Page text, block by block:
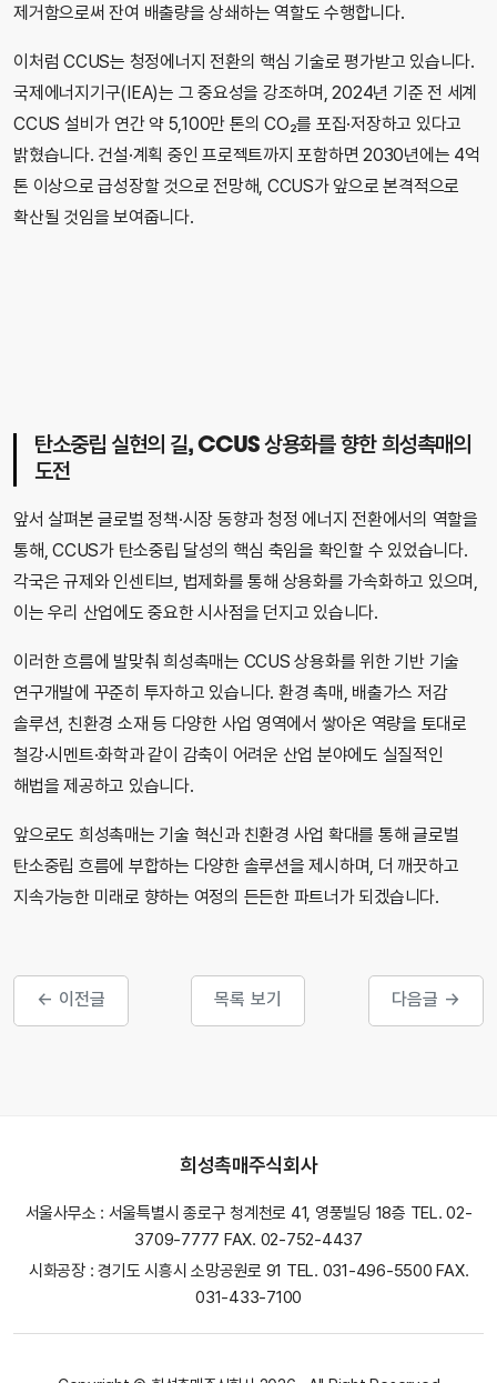
제거함으로써 잔여 배출량을 상쇄하는 역할도 수행합니다.
이처럼 CCUS는 청정에너지 전환의 핵심 기술로 평가받고 있습니다.
국제에너지기구(IEA)는 그 중요성을 강조하며, 2024년 기준 전 세계
CCUS 설비가 연간 약 5,100만 톤의 CO₂를 포집·저장하고 있다고
밝혔습니다. 건설·계획 중인 프로젝트까지 포함하면 2030년에는 4억
톤 이상으로 급성장할 것으로 전망해, CCUS가 앞으로 본격적으로
확산될 것임을 보여줍니다.
탄소중립 실현의 길, CCUS 상용화를 향한 희성촉매의
도전
앞서 살펴본 글로벌 정책·시장 동향과 청정 에너지 전환에서의 역할을
통해, CCUS가 탄소중립 달성의 핵심 축임을 확인할 수 있었습니다.
각국은 규제와 인센티브, 법제화를 통해 상용화를 가속화하고 있으며,
이는 우리 산업에도 중요한 시사점을 던지고 있습니다.
이러한 흐름에 발맞춰 희성촉매는 CCUS 상용화를 위한 기반 기술
연구개발에 꾸준히 투자하고 있습니다. 환경 촉매, 배출가스 저감
솔루션, 친환경 소재 등 다양한 사업 영역에서 쌓아온 역량을 토대로
철강·시멘트·화학과 같이 감축이 어려운 산업 분야에도 실질적인
해법을 제공하고 있습니다.
앞으로도 희성촉매는 기술 혁신과 친환경 사업 확대를 통해 글로벌
탄소중립 흐름에 부합하는 다양한 솔루션을 제시하며, 더 깨끗하고
지속가능한 미래로 향하는 여정의 든든한 파트너가 되겠습니다.
← 이전글 목록 보기 다음글 →
희성촉매주식회사
서울사무소 : 서울특별시 종로구 청계천로 41, 영풍빌딩 18층 TEL. 02-
3709-7777 FAX. 02-752-4437
시화공장 : 경기도 시흥시 소망공원로 91 TEL. 031-496-5500 FAX.
031-433-7100